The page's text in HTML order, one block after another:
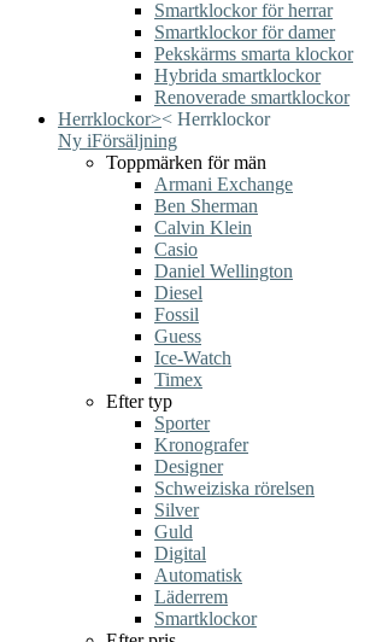
Smartklockor för herrar
Smartklockor för damer
Pekskärms smarta klockor
Hybrida smartklockor
Renoverade smartklockor
Herrklockor>< Herrklockor
Ny iFörsäljning
Toppmärken för män
Armani Exchange
Ben Sherman
Calvin Klein
Casio
Daniel Wellington
Diesel
Fossil
Guess
Ice-Watch
Timex
Efter typ
Sporter
Kronografer
Designer
Schweiziska rörelsen
Silver
Guld
Digital
Automatisk
Läderrem
Smartklockor